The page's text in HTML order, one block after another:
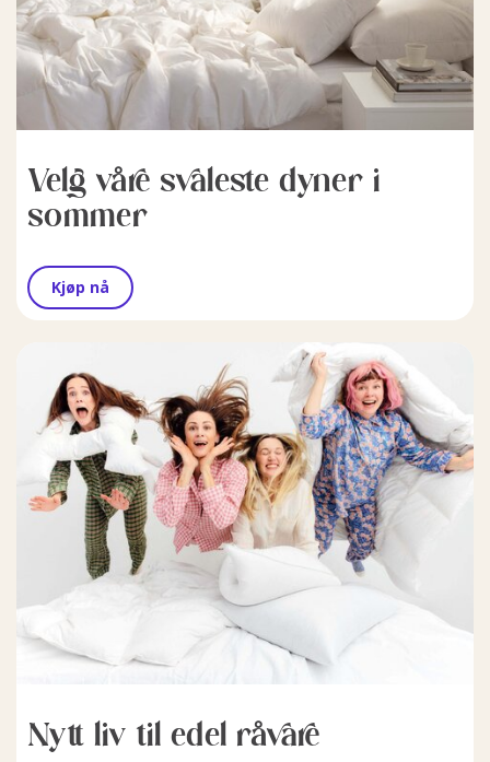
Velg våre svaleste dyner i
sommer
Kjøp nå
Nytt liv til edel råvare